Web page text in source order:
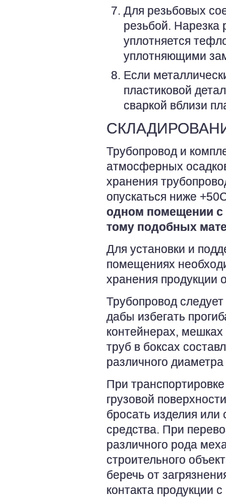
Для резьбовых
резьбой. Нарезка
уплотняется
уплотняющими
Если
пластиковой
сваркой вблизи
Трубопровод и
атмосферных
хранения
опускаться ниже
одном помещении с
тому подобных
Для установки и
помещениях
хранения продукции
Трубопровод
дабы избегать
контейнерах,
труб в боксах
различного
При
грузовой
бросать изделия или
средства. При
различного рода
строительного
беречь от
контакта продукции